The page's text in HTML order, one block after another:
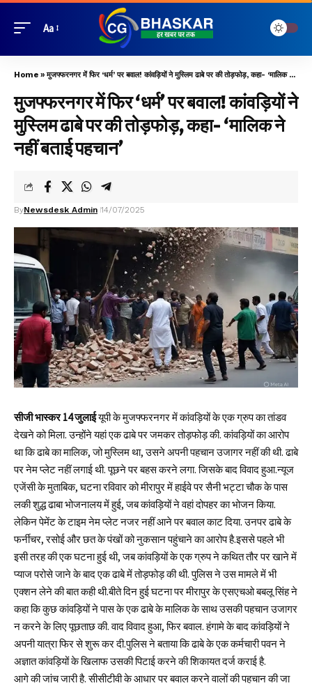
Aa
Home »मुजफ्फरनगर में फिर ‘धर्म’ पर बवाल! कांवड़ियों ने मुस्लिम ढाबे पर की तोड़फोड़, कहा- ‘मालिक ने नहीं बताई पहचान’
मुजफ्फरनगर में फिर ‘धर्म’ पर बवाल! कांवड़ियों ने
मुस्लिम ढाबे पर की तोड़फोड़, कहा- ‘मालिक ने
नहीं बताई पहचान’
ByNewsdesk Admin 14/07/2025
सीजी भास्कर 14 जुलाईयूपी के मुजफ्फरनगर में कांवड़ियों के एक ग्रुप का तांडव
देखने को मिला. उन्होंने यहां एक ढाबे पर जमकर तोड़फोड़ की. कांवड़ियों का आरोप
था कि ढाबे का मालिक, जो मुस्लिम था, उसने अपनी पहचान उजागर नहीं की थी. ढाबे
पर नेम प्लेट नहीं लगाई थी. पूछने पर बहस करने लगा. जिसके बाद विवाद हुआ.न्यूज
एजेंसी के मुताबिक, घटना रविवार को मीरापुर में हाईवे पर सैनी भट्टा चौक के पास
लकी शुद्ध ढाबा भोजनालय में हुई, जब कांवड़ियों ने वहां दोपहर का भोजन किया.
लेकिन पेमेंट के टाइम नेम प्लेट नजर नहीं आने पर बवाल काट दिया. उनपर ढाबे के
फर्नीचर, रसोई और छत के पंखों को नुकसान पहुंचाने का आरोप है.इससे पहले भी
इसी तरह की एक घटना हुई थी, जब कांवड़ियों के एक ग्रुप ने कथित तौर पर खाने में
प्याज परोसे जाने के बाद एक ढाबे में तोड़फोड़ की थी. पुलिस ने उस मामले में भी
एक्शन लेने की बात कही थी.बीते दिन हुई घटना पर मीरापुर के एसएचओ बबलू सिंह ने
कहा कि कुछ कांवड़ियों ने पास के एक ढाबे के मालिक के साथ उसकी पहचान उजागर
न करने के लिए पूछताछ की. वाद विवाद हुआ, फिर बवाल. हंगामे के बाद कांवड़ियों ने
अपनी यात्रा फिर से शुरू कर दी.पुलिस ने बताया कि ढाबे के एक कर्मचारी पवन ने
अज्ञात कांवड़ियों के खिलाफ उसकी पिटाई करने की शिकायत दर्ज कराई है.
आगे की जांच जारी है. सीसीटीवी के आधार पर बवाल करने वालों की पहचान की जा